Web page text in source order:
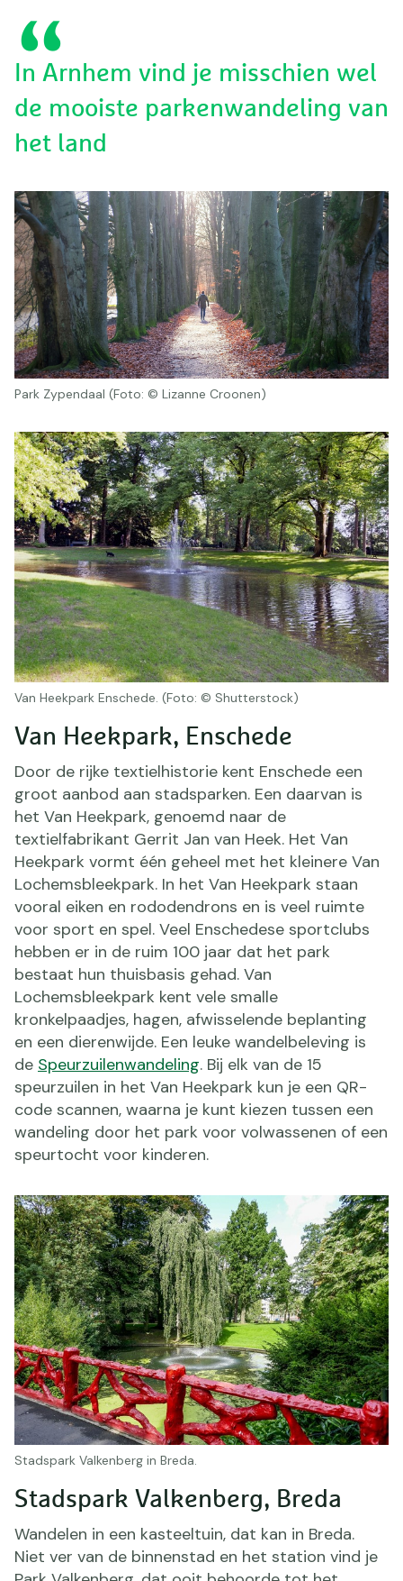
In Arnhem vind je misschien wel
de mooiste parkenwandeling van
het land
Park Zypendaal (Foto: © Lizanne Croonen)
Van Heekpark Enschede. (Foto: © Shutterstock)
Van Heekpark, Enschede
Door de rijke textielhistorie kent Enschede een
groot aanbod aan stadsparken. Een daarvan is
het Van Heekpark, genoemd naar de
textielfabrikant Gerrit Jan van Heek. Het Van
Heekpark vormt één geheel met het kleinere Van
Lochemsbleekpark. In het Van Heekpark staan
vooral eiken en rododendrons en is veel ruimte
voor sport en spel. Veel Enschedese sportclubs
hebben er in de ruim 100 jaar dat het park
bestaat hun thuisbasis gehad. Van
Lochemsbleekpark kent vele smalle
kronkelpaadjes, hagen, afwisselende beplanting
en een dierenwijde. Een leuke wandelbeleving is
de Speurzuilenwandeling. Bij elk van de 15
speurzuilen in het Van Heekpark kun je een QR-
code scannen, waarna je kunt kiezen tussen een
wandeling door het park voor volwassenen of een
speurtocht voor kinderen.
Stadspark Valkenberg, Breda
Wandelen in een kasteeltuin, dat kan in Breda.
Niet ver van de binnenstad en het station vind je
Stadspark Valkenberg in Breda.